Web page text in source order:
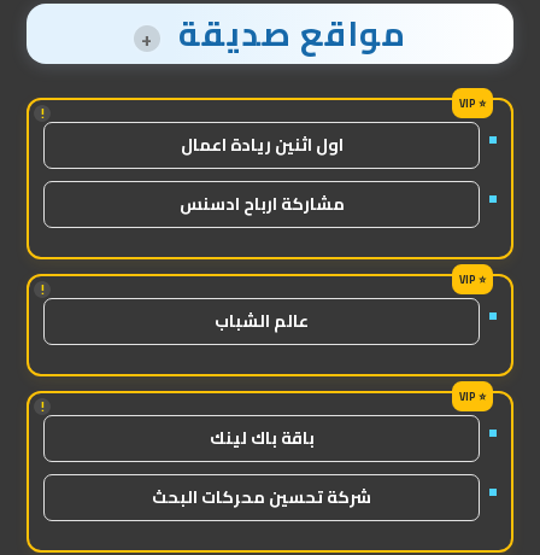
مواقع صديقة +
!
اول اثنين ريادة اعمال
مشاركة ارباح ادسنس
!
عالم الشباب
!
باقة باك لينك
شركة تحسين محركات البحث